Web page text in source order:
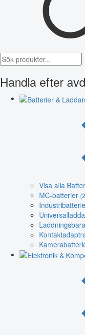
Handla efter
Visa alla
MC-batterier